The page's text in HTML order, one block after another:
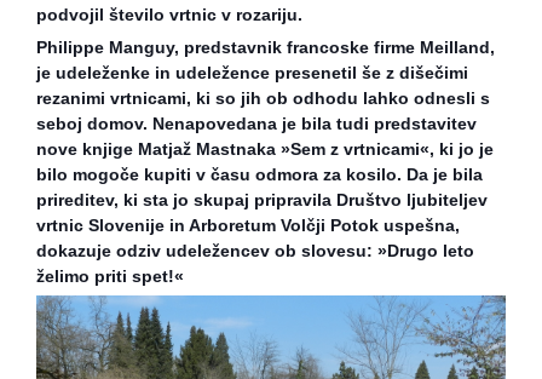
podvojil število vrtnic v rozariju.
Philippe Manguy, predstavnik francoske firme Meilland,
je udeleženke in udeležence presenetil še z dišečimi
rezanimi vrtnicami, ki so jih ob odhodu lahko odnesli s
seboj domov. Nenapovedana je bila tudi predstavitev
nove knjige Matjaž Mastnaka »Sem z vrtnicami«, ki jo je
bilo mogoče kupiti v času odmora za kosilo. Da je bila
prireditev, ki sta jo skupaj pripravila Društvo ljubiteljev
vrtnic Slovenije in Arboretum Volčji Potok uspešna,
dokazuje odziv udeležencev ob slovesu: »Drugo leto
želimo priti spet!«